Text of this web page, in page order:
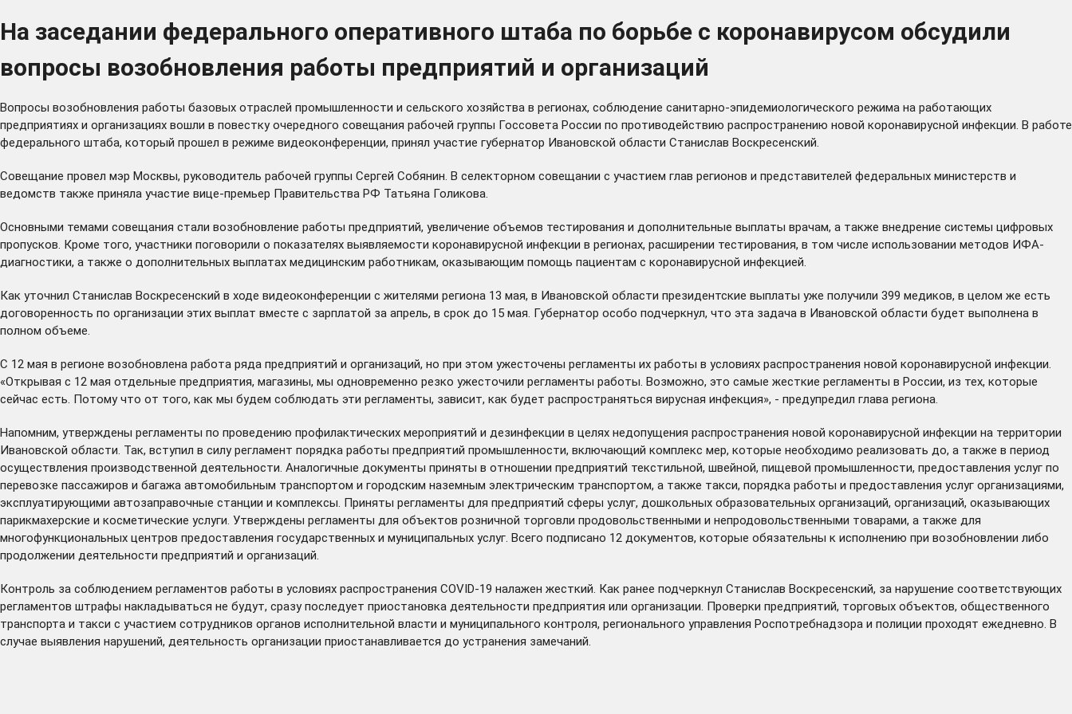
На заседании федерального оперативного штаба по борьбе с коронавирусом обсудили
вопросы возобновления работы предприятий и организаций
Вопросы возобновления работы базовых отраслей промышленности и сельского хозяйства в регионах, соблюдение санитарно-эпидемиологического режима на работающих
предприятиях и организациях вошли в повестку очередного совещания рабочей группы Госсовета России по противодействию распространению новой коронавирусной инфекции. В работе
федерального штаба, который прошел в режиме видеоконференции, принял участие губернатор Ивановской области Станислав Воскресенский.
Совещание провел мэр Москвы, руководитель рабочей группы Сергей Собянин. В селекторном совещании с участием глав регионов и представителей федеральных министерств и
ведомств также приняла участие вице-премьер Правительства РФ Татьяна Голикова.
Основными темами совещания стали возобновление работы предприятий, увеличение объемов тестирования и дополнительные выплаты врачам, а также внедрение системы цифровых
пропусков. Кроме того, участники поговорили о показателях выявляемости коронавирусной инфекции в регионах, расширении тестирования, в том числе использовании методов ИФА-
диагностики, а также о дополнительных выплатах медицинским работникам, оказывающим помощь пациентам с коронавирусной инфекцией.
Как уточнил Станислав Воскресенский в ходе видеоконференции с жителями региона 13 мая, в Ивановской области президентские выплаты уже получили 399 медиков, в целом же есть
договоренность по организации этих выплат вместе с зарплатой за апрель, в срок до 15 мая. Губернатор особо подчеркнул, что эта задача в Ивановской области будет выполнена в
полном объеме.
С 12 мая в регионе возобновлена работа ряда предприятий и организаций, но при этом ужесточены регламенты их работы в условиях распространения новой коронавирусной инфекции.
«Открывая с 12 мая отдельные предприятия, магазины, мы одновременно резко ужесточили регламенты работы. Возможно, это самые жесткие регламенты в России, из тех, которые
сейчас есть. Потому что от того, как мы будем соблюдать эти регламенты, зависит, как будет распространяться вирусная инфекция», - предупредил глава региона.
Напомним, утверждены регламенты по проведению профилактических мероприятий и дезинфекции в целях недопущения распространения новой коронавирусной инфекции на территории
Ивановской области. Так, вступил в силу регламент порядка работы предприятий промышленности, включающий комплекс мер, которые необходимо реализовать до, а также в период
осуществления производственной деятельности. Аналогичные документы приняты в отношении предприятий текстильной, швейной, пищевой промышленности, предоставления услуг по
перевозке пассажиров и багажа автомобильным транспортом и городским наземным электрическим транспортом, а также такси, порядка работы и предоставления услуг организациями,
эксплуатирующими автозаправочные станции и комплексы. Приняты регламенты для предприятий сферы услуг, дошкольных образовательных организаций, организаций, оказывающих
парикмахерские и косметические услуги. Утверждены регламенты для объектов розничной торговли продовольственными и непродовольственными товарами, а также для
многофункциональных центров предоставления государственных и муниципальных услуг. Всего подписано 12 документов, которые обязательны к исполнению при возобновлении либо
продолжении деятельности предприятий и организаций.
Контроль за соблюдением регламентов работы в условиях распространения COVID-19 налажен жесткий. Как ранее подчеркнул Станислав Воскресенский, за нарушение соответствующих
регламентов штрафы накладываться не будут, сразу последует приостановка деятельности предприятия или организации. Проверки предприятий, торговых объектов, общественного
транспорта и такси с участием сотрудников органов исполнительной власти и муниципального контроля, регионального управления Роспотребнадзора и полиции проходят ежедневно. В
случае выявления нарушений, деятельность организации приостанавливается до устранения замечаний.